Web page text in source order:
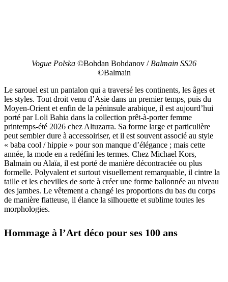
Vogue Polska ©Bohdan Bohdanov / Balmain SS26
©Balmain
Le sarouel est un pantalon qui a traversé les continents, les âges et
les styles. Tout droit venu d’Asie dans un premier temps, puis du
Moyen-Orient et enfin de la péninsule arabique, il est aujourd’hui
porté par Loli Bahia dans la collection prêt-à-porter femme
printemps-été 2026 chez Altuzarra. Sa forme large et particulière
peut sembler dure à accessoiriser, et il est souvent associé au style
« baba cool / hippie » pour son manque d’élégance ; mais cette
année, la mode en a redéfini les termes. Chez Michael Kors,
Balmain ou Alaïa, il est porté de manière décontractée ou plus
formelle. Polyvalent et surtout visuellement remarquable, il cintre la
taille et les chevilles de sorte à créer une forme ballonnée au niveau
des jambes. Le vêtement a changé les proportions du bas du corps
de manière flatteuse, il élance la silhouette et sublime toutes les
morphologies.
Hommage à l’Art déco pour ses 100 ans